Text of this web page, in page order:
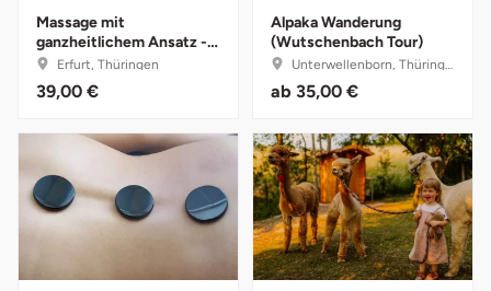
Massage mit
ganzheitlichem Ansatz -
30 Minuten
Erfurt, Thüringen
39,00 €
Alpaka Wanderung
(Wutschenbach Tour)
Unterwellenborn, Thüringen
ab 35,00 €
Kerken
Kiel
Kronach
Kulmbach